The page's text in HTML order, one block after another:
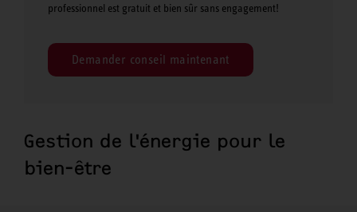
professionnel est gratuit et bien sûr sans engagement!
Demander conseil maintenant
Gestion de l'énergie pour le
bien-être